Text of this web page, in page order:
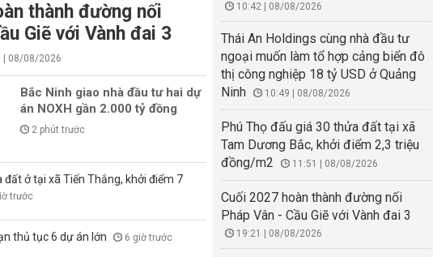
thành đường nối
Giẽ với Vành đai 3
| 08/08/2026
Bắc Ninh giao nhà đầu tư hai dự
án NOXH gần 2.000 tỷ đồng
2 phút trước
đất ở tại xã Tiến Thắng, khởi điểm 7
trước
thủ tục 6 dự án lớn 6 giờ trước
10:42 | 08/08/2026
Thái An Holdings cùng nhà đầu tư
ngoại muốn làm tổ hợp cảng biển đô
thị công nghiệp 18 tỷ USD ở Quảng
Ninh
10:49 | 08/08/2026
Phú Thọ đấu giá 30 thửa đất tại xã
Tam Dương Bắc, khởi điểm 2,3 triệu
đồng/m2
11:51 | 08/08/2026
Cuối 2027 hoàn thành đường nối
Pháp Vân - Cầu Giẽ với Vành đai 3
19:21 | 08/08/2026